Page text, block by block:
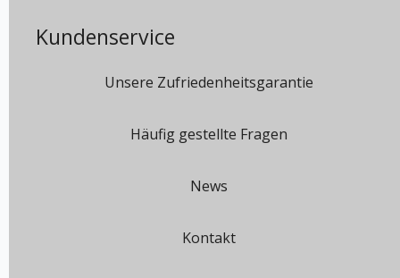
Kundenservice
Unsere Zufriedenheitsgarantie
Häufig gestellte Fragen
News
Kontakt